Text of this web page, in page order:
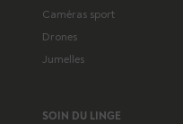
Caméras sport
Drones
Jumelles
SOIN DU LINGE